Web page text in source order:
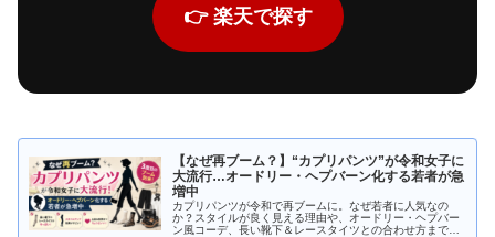
👉 楽天で探す
【なぜ再ブーム？】“カプリパンツ”が令和女子に
大流行…オードリー・ヘプバーン化する若者が急
増中
カプリパンツが令和で再ブームに。なぜ若者に人気なの
か？スタイルが良く見える理由や、オードリー・ヘプバー
ン風コーデ、長い靴下＆レースタイツとの合わせ方まで徹